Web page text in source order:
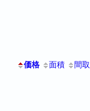
価格 面積 間取